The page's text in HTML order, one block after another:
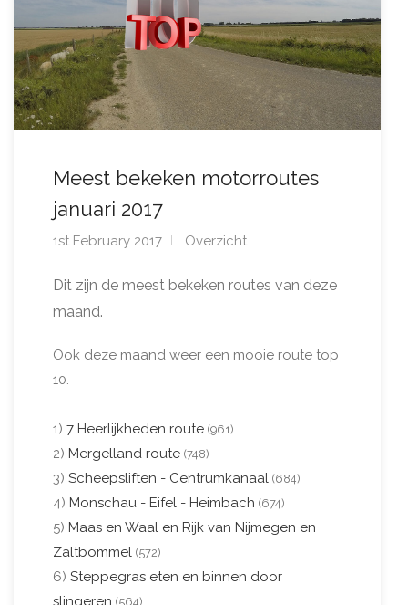
Meest bekeken motorroutes
januari 2017
1st February 2017 Overzicht
Dit zijn de meest bekeken routes van deze
maand.
Ook deze maand weer een mooie route top
10.
1) 7 Heerlijkheden route (961)
2) Mergelland route (748)
3) Scheepsliften - Centrumkanaal (684)
4) Monschau - Eifel - Heimbach (674)
5) Maas en Waal en Rijk van Nijmegen en
Zaltbommel (572)
6) Steppegras eten en binnen door
slingeren (564)